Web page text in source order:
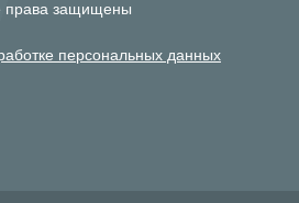
права защищены
персональных данных